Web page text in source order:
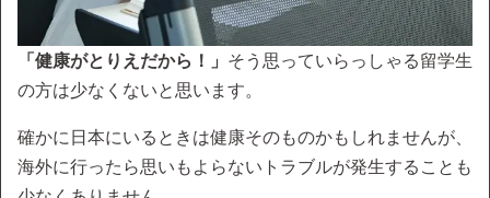
「健康がとりえだから！」 そう思っていらっしゃる留学生
の方は少なくないと思います。
確かに日本にいるときは健康そのものかもしれませんが、
海外に行ったら思いもよらないトラブルが発生することも